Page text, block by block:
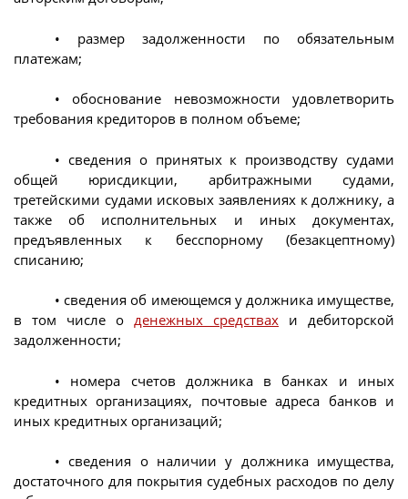
• размер задолженности по обязательным
платежам;
• обоснование невозможности удовлетворить
требования кредиторов в полном объеме;
• сведения о принятых к производству судами
общей юрисдикции, арбитражными судами,
третейскими судами исковых заявлениях к должнику, а
также об исполнительных и иных документах,
предъявленных к бесспорному (безакцептному)
списанию;
• сведения об имеющемся у должника имуществе,
в том числе о денежных средствах и дебиторской
задолженности;
• номера счетов должника в банках и иных
кредитных организациях, почтовые адреса банков и
иных кредитных организаций;
• сведения о наличии у должника имущества,
достаточного для покрытия судебных расходов по делу